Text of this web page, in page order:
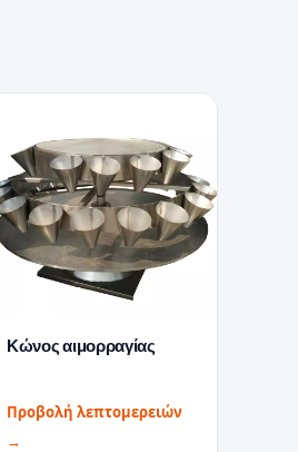
Κώνος αιμορραγίας
Προβολή λεπτομερειών
→